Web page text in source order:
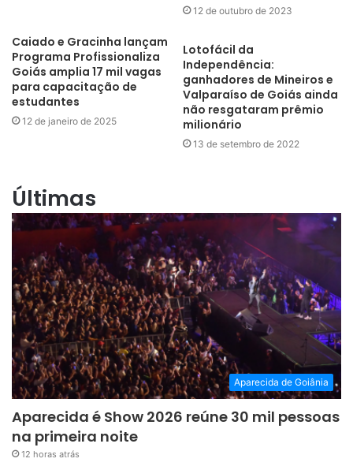
12 de outubro de 2023
Caiado e Gracinha lançam
Programa Profissionaliza
Goiás amplia 17 mil vagas
para capacitação de
estudantes
12 de janeiro de 2025
Lotofácil da
Independência:
ganhadores de Mineiros e
Valparaíso de Goiás ainda
não resgataram prêmio
milionário
13 de setembro de 2022
Últimas
Aparecida de Goiânia
Aparecida é Show 2026 reúne 30 mil pessoas
na primeira noite
12 horas atrás